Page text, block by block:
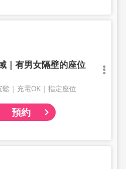
｜有男女隔壁的座位
鬆 充電OK 指定座位
預約